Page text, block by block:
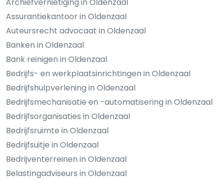
Archiefvernietiging in Oldenzaal
Assurantiekantoor in Oldenzaal
Auteursrecht advocaat in Oldenzaal
Banken in Oldenzaal
Bank reinigen in Oldenzaal
Bedrijfs- en werkplaatsinrichtingen in Oldenzaal
Bedrijfshulpverlening in Oldenzaal
Bedrijfsmechanisatie en -automatisering in Oldenzaal
Bedrijfsorganisaties in Oldenzaal
Bedrijfsruimte in Oldenzaal
Bedrijfsuitje in Oldenzaal
Bedrijventerreinen in Oldenzaal
Belastingadviseurs in Oldenzaal